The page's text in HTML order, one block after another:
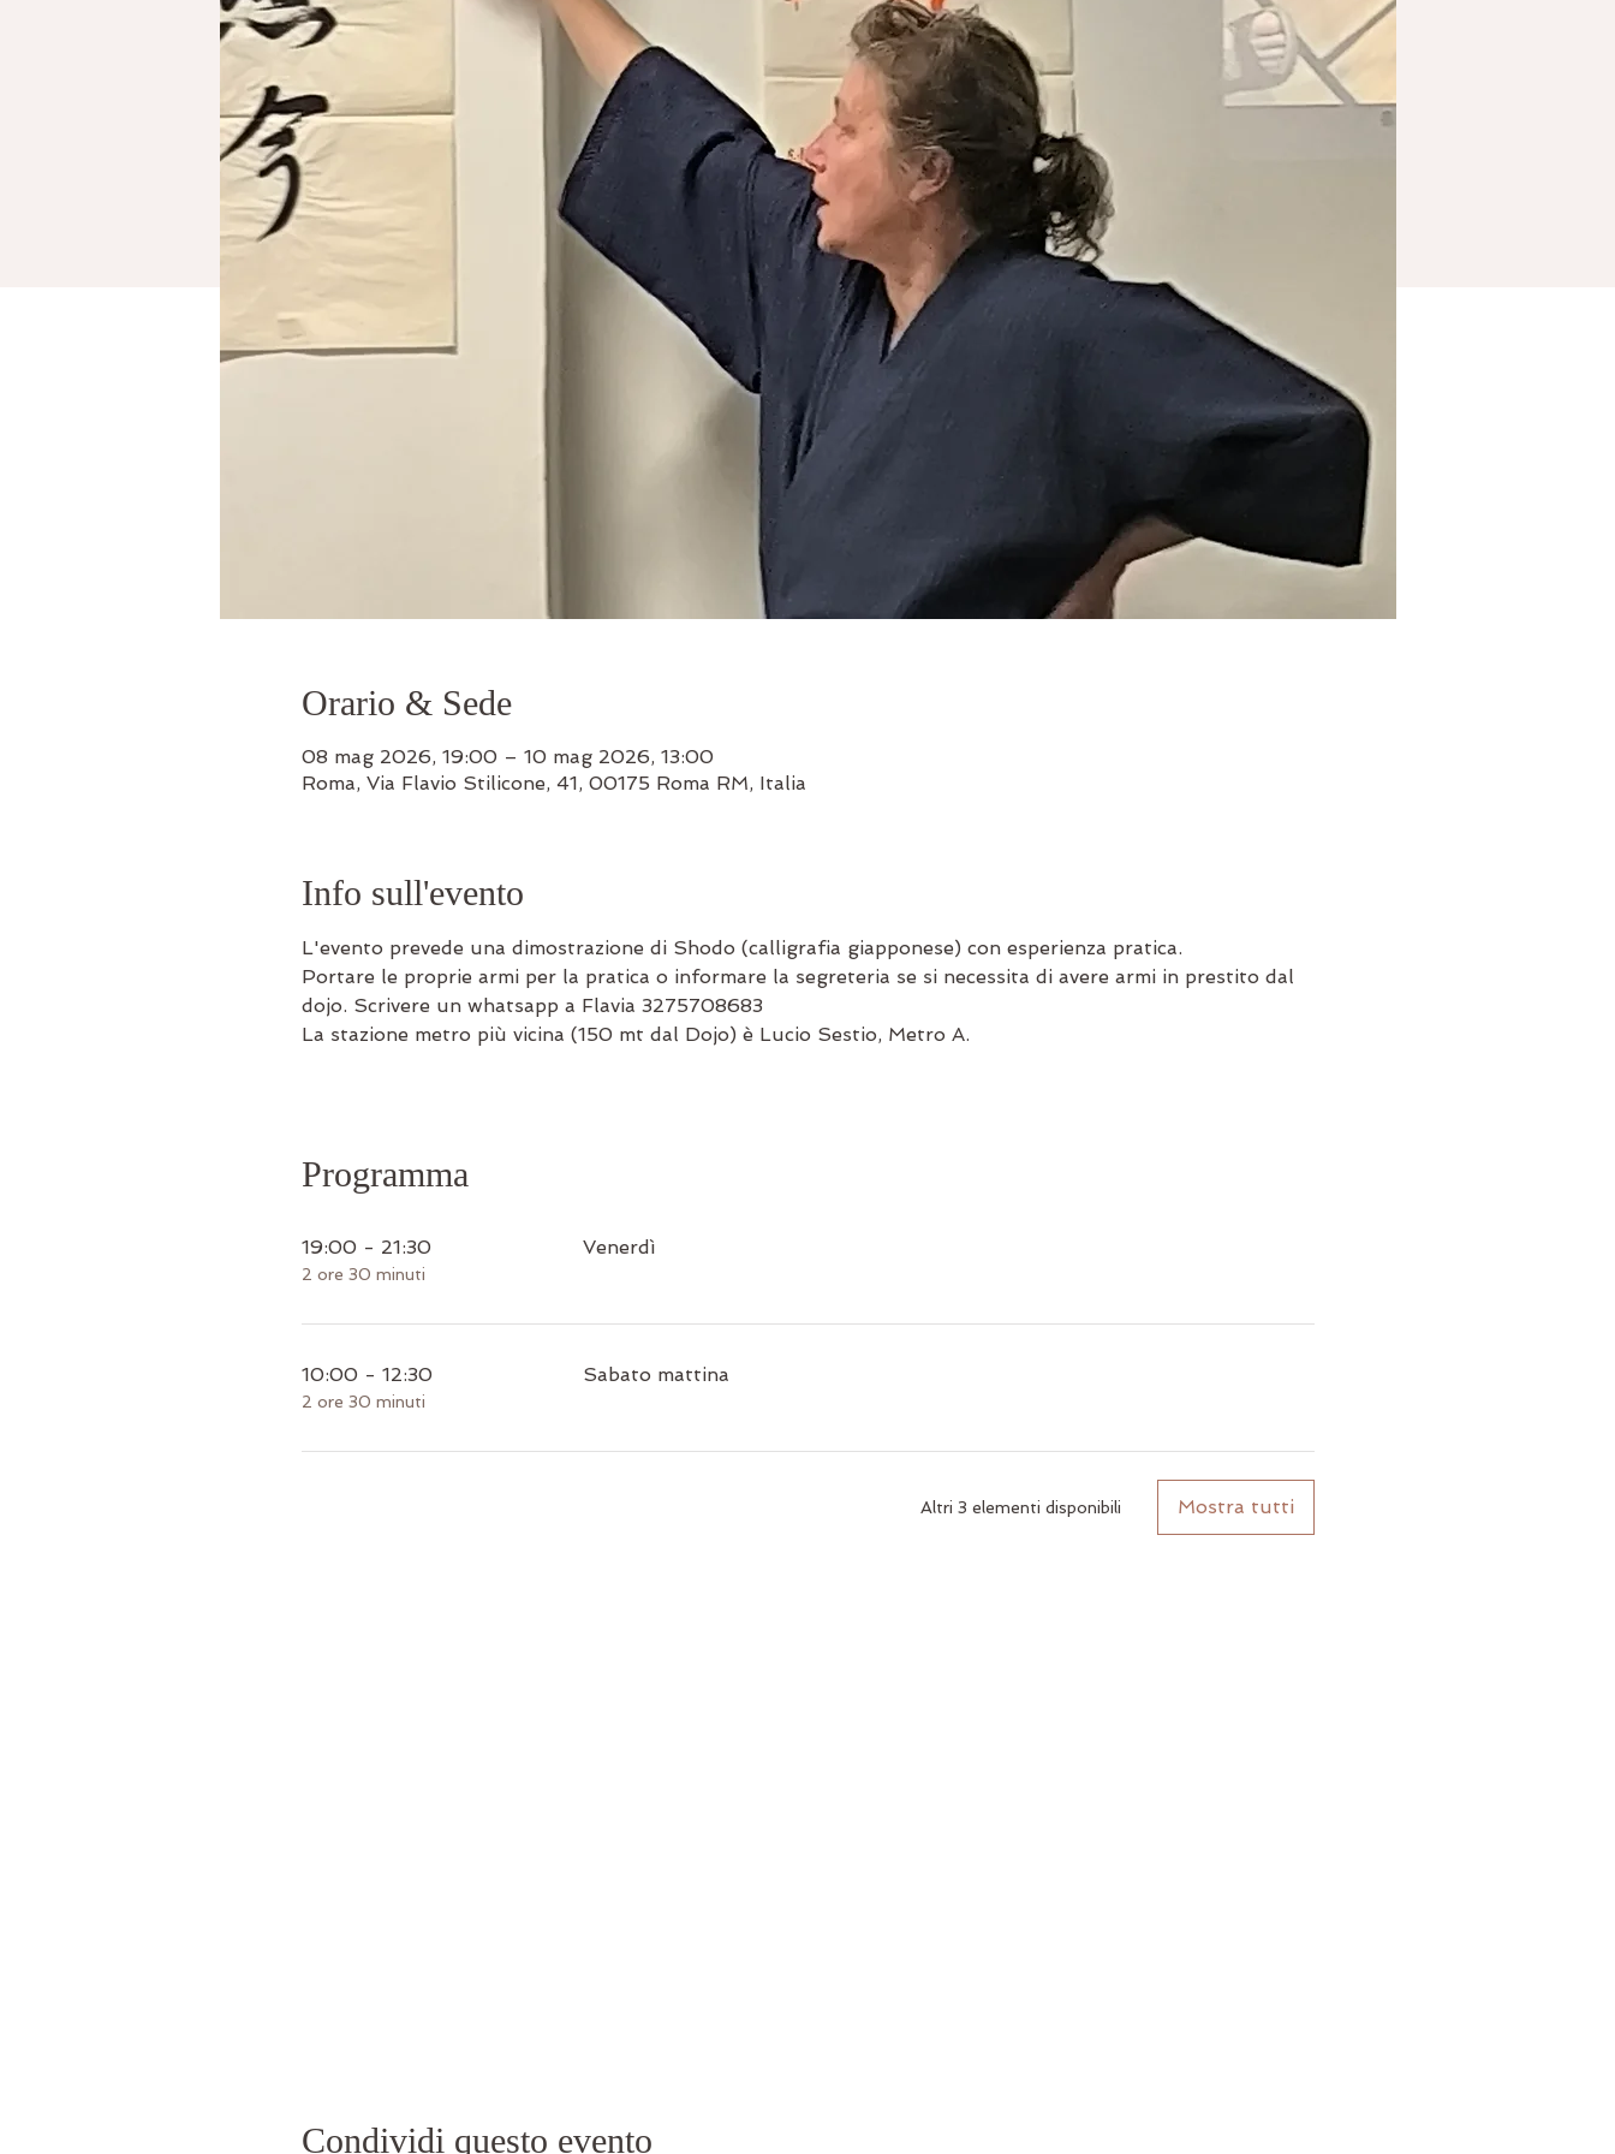
Orario & Sede
08 mag 2026, 19:00 – 10 mag 2026, 13:00
Roma, Via Flavio Stilicone, 41, 00175 Roma RM, Italia
Info sull'evento
L'evento prevede una dimostrazione di Shodo (calligrafia giapponese) con esperienza pratica.
Portare le proprie armi per la pratica o informare la segreteria se si necessita di avere armi in prestito dal
dojo. Scrivere un whatsapp a Flavia 3275708683
La stazione metro più vicina (150 mt dal Dojo) è Lucio Sestio, Metro A.
Programma
19:00 - 21:30
2 ore 30 minuti
Venerdì
10:00 - 12:30
2 ore 30 minuti
Sabato mattina
Altri 3 elementi disponibili Mostra tutti
Condividi questo evento